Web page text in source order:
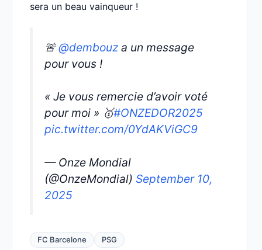
sera un beau vainqueur !
🚨@dembouz a un message
pour vous !
« Je vous remercie d’avoir voté
pour moi » 🥇#ONZEDOR2025
pic.twitter.com/0YdAKViGC9
— Onze Mondial
(@OnzeMondial) September 10,
2025
FC Barcelone PSG